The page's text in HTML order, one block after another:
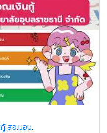
สอ.มอบ.